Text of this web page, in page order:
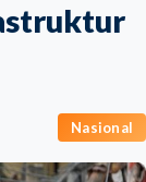
Nasional